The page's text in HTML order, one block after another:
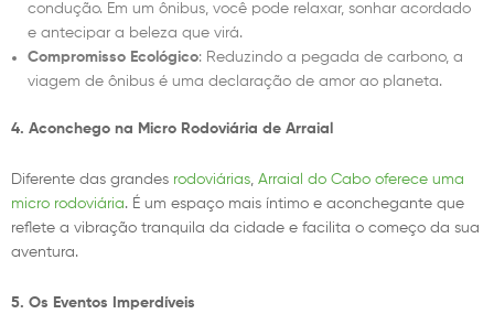
condução. Em um ônibus, você pode relaxar, sonhar acordado
e antecipar a beleza que virá.
Compromisso Ecológico: Reduzindo a pegada de carbono, a
viagem de ônibus é uma declaração de amor ao planeta.
4. Aconchego na Micro Rodoviária de Arraial
Diferente das grandes rodoviárias Arraial do Cabo oferece uma
micro rodoviária. É um espaço mais íntimo e aconchegante que
reflete a vibração tranquila da cidade e facilita o começo da sua
aventura.
5. Os Eventos Imperdíveis